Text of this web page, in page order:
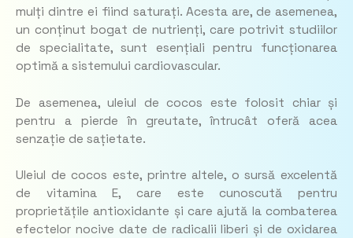
mulți dintre ei fiind saturați. Acesta are, de asemenea,
un conținut bogat de nutrienți, care potrivit studiilor
de specialitate, sunt esențiali pentru funcționarea
optimă a sistemului cardiovascular.
De asemenea, uleiul de cocos este folosit chiar și
pentru a pierde în greutate, întrucât oferă acea
senzație de sațietate.
Uleiul de cocos este, printre altele, o sursă excelentă
de vitamina E, care este cunoscută pentru
proprietățile antioxidante și care ajută la combaterea
efectelor nocive date de radicalii liberi și de oxidarea